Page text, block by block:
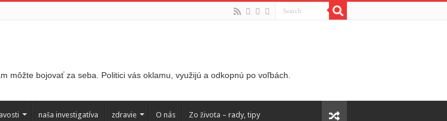
môžte bojovať za seba. Politici vás oklamu, využijú a odkopnú po voľbách.
naša investigatíva zdravie O nás Zo života – rady, tipy